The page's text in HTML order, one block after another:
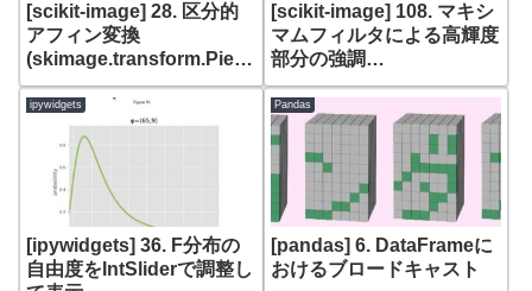
[scikit-image] 28. 区分的
アフィン変換
(skimage.transform.Piece
wiseAffineTransformと
warp)
[scikit-image] 108. マキシ
マムフィルタによる高輝度
部分の強調
(skiamge.filters.rank.maxi
mum)
ipywidgets
[ipywidgets] 36. F分布の
自由度をIntSliderで調整し
Pandas
[pandas] 6. DataFrameに
おけるブロードキャスト